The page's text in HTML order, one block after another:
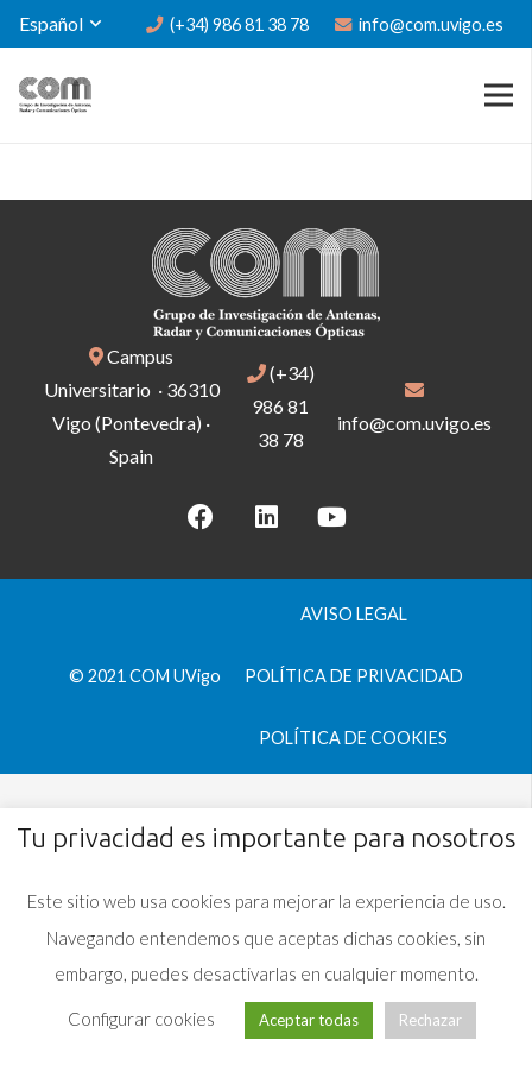
Español (+34) 986 81 38 78 info@com.uvigo.es
Campus
Universitario · 36310
Vigo (Pontevedra) ·
Spain
(+34)
986 81
38 78
info@com.uvigo.es
© 2021 COM UVigo
AVISO LEGAL
POLÍTICA DE PRIVACIDAD
POLÍTICA DE COOKIES
Tu privacidad es importante para nosotros
Este sitio web usa cookies para mejorar la experiencia de uso.
Navegando entendemos que aceptas dichas cookies, sin
embargo, puedes desactivarlas en cualquier momento.
Configurar cookies Aceptar todas Rechazar